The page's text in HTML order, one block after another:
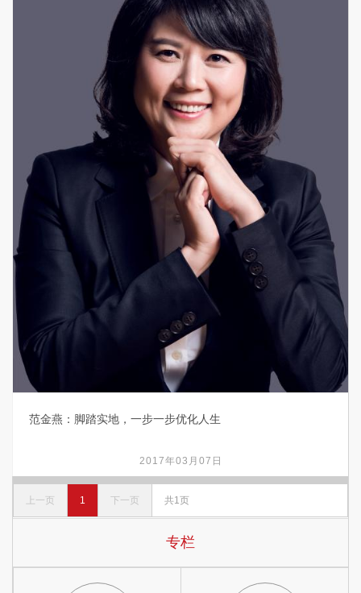
范金燕：脚踏实地，一步一步优化人生
2017年03月07日
上一页 1 下一页 共1页
专栏